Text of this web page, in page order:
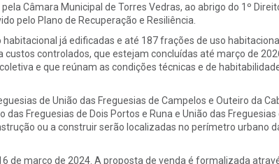
Câmara Municipal de Torres Vedras, ao abrigo do 1º
pelo Plano de Recuperação e Resiliência.
já edificadas e até 187 frações de uso
controlados, que estejam concluídas até março de
e que reúnam as condições técnicas e de
de União das Freguesias de Campelos e Outeiro da
Freguesias de Dois Portos e Runa e União das Freguesias
ou a construir serão localizadas no perímetro urbano
de março de 2024. A proposta de venda é formalizada